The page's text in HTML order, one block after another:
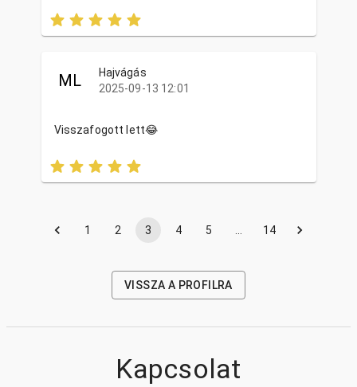
ML
Hajvágás
2025-09-13 12:01
Visszafogott lett😂
1 2 3 4 5 … 14
VISSZA A PROFILRA
Kapcsolat